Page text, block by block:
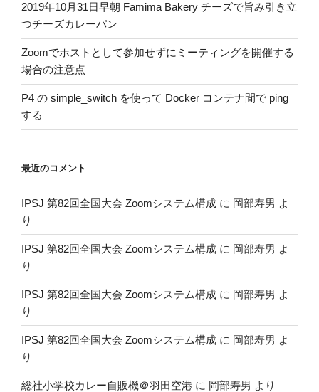
2019年10月31日早朝 Famima Bakery チーズで旨み引き立
つチーズカレーパン
Zoomでホストとして参加せずにミーティングを開催する
場合の注意点
P4 の simple_switch を使って Docker コンテナ間で ping
する
最近のコメント
IPSJ 第82回全国大会 Zoomシステム構成 に 岡部寿男 よ
り
IPSJ 第82回全国大会 Zoomシステム構成 に 岡部寿男 よ
り
IPSJ 第82回全国大会 Zoomシステム構成 に 岡部寿男 よ
り
IPSJ 第82回全国大会 Zoomシステム構成 に 岡部寿男 よ
り
総社小学校カレー自販機＠羽田空港 に 岡部寿男 より